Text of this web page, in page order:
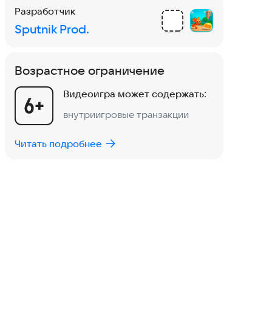
Разработчик
Sputnik Prod.
Возрастное ограничение
Видеоигра может содержать:
внутриигровые транзакции
Читать подробнее